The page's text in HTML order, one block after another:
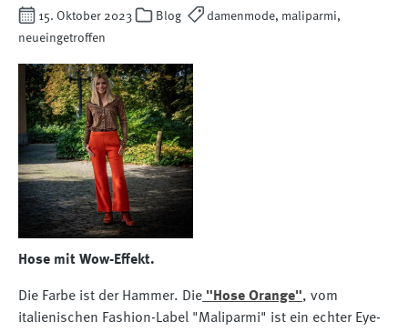
15. Oktober 2023 Blog
damenmode, maliparmi,
neueingetroffen
Hose mit Wow-Effekt.
Die Farbe ist der Hammer. Die "Hose Orange", vom
italienischen Fashion-Label "Maliparmi" ist ein echter Eye-